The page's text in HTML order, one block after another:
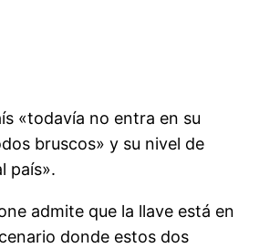
«todavía no entra en su
bruscos» y su nivel de
país».
admite que la llave está en
donde estos dos